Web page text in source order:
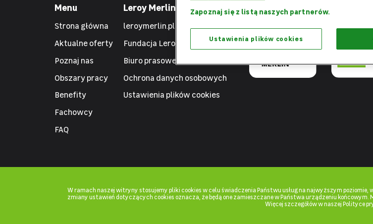
Menu
Strona główna
Aktualne oferty
Poznaj nas
Obszary pracy
Benefity
Fachowcy
FAQ
Leroy Merlin
leroymerlin.pl
Fundacja Leroy Merlin
Biuro prasowe
Ochrona danych osobowych
Ustawienia plików cookies
Razem
możemy więcej
W ramach naszej witryny stosujemy pliki cookies w celu świadczenia Państwu usług na najwyższym
zmiany ustawień dotyczących cookies oznacza, że będą one zamieszczane w Państwa urządzeniu
Więcej szczegółów w naszej Polityce
Zapoznaj się z listą naszych partnerów.
Ustawienia plików cookies